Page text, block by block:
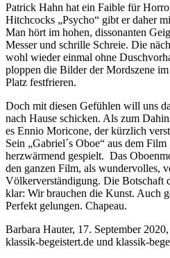
Patrick Hahn hat ein Faible für
Hitchcocks „Psycho“ gibt er daher
Man hört im hohen, dissonanten
Messer und schrille Schreie. Die
wohl wieder einmal ohne
ploppen die Bilder der Mordszene
Platz festfrieren.
Doch mit diesen Gefühlen will uns
nach Hause schicken. Als zum
es Ennio Moricone, der kürzlich
Sein „Gabriel´s Oboe“ aus dem
herzwärmend gespielt. Das
den ganzen Film, als wundervolles,
Völkerverständigung. Die Botschaft
klar: Wir brauchen die Kunst. Auch
Perfekt gelungen. Chapeau.
Barbara Hauter, 17. September
klassik-begeistert.de und klassik-